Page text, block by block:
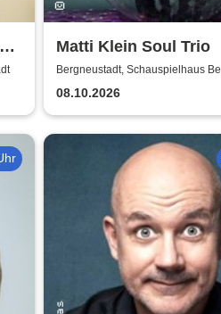
Matti Klein Soul Trio
Bergneustadt, Schauspielhaus
08.10.2026